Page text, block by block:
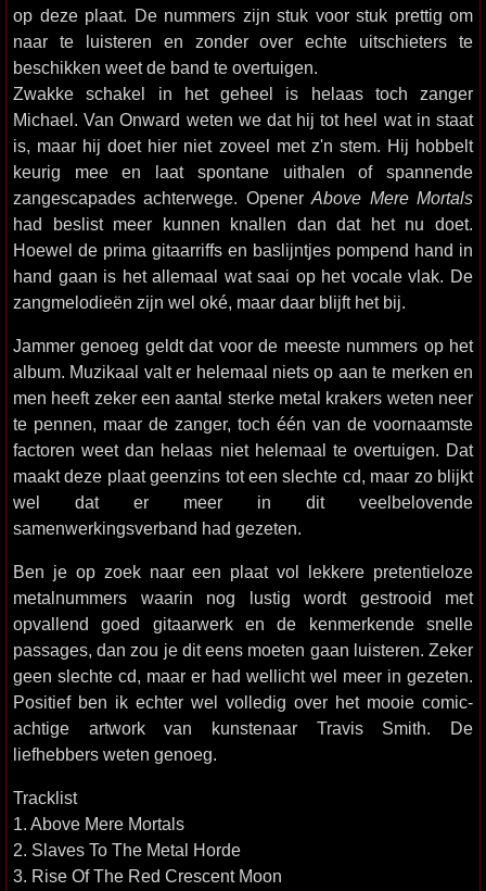
op deze plaat. De nummers zijn stuk voor stuk prettig om
naar te luisteren en zonder over echte uitschieters te
beschikken weet de band te overtuigen.
Zwakke schakel in het geheel is helaas toch zanger
Michael. Van Onward weten we dat hij tot heel wat in staat
is, maar hij doet hier niet zoveel met z'n stem. Hij hobbelt
keurig mee en laat spontane uithalen of spannende
zangescapades achterwege. OpenerAbove Mere Mortals
had beslist meer kunnen knallen dan dat het nu doet.
Hoewel de prima gitaarriffs en baslijntjes pompend hand in
hand gaan is het allemaal wat saai op het vocale vlak. De
zangmelodieën zijn wel oké, maar daar blijft het bij.
Jammer genoeg geldt dat voor de meeste nummers op het
album. Muzikaal valt er helemaal niets op aan te merken en
men heeft zeker een aantal sterke metal krakers weten neer
te pennen, maar de zanger, toch één van de voornaamste
factoren weet dan helaas niet helemaal te overtuigen. Dat
maakt deze plaat geenzins tot een slechte cd, maar zo blijkt
wel dat er meer in dit veelbelovende
samenwerkingsverband had gezeten.
Ben je op zoek naar een plaat vol lekkere pretentieloze
metalnummers waarin nog lustig wordt gestrooid met
opvallend goed gitaarwerk en de kenmerkende snelle
passages, dan zou je dit eens moeten gaan luisteren. Zeker
geen slechte cd, maar er had wellicht wel meer in gezeten.
Positief ben ik echter wel volledig over het mooie comic-
achtige artwork van kunstenaar Travis Smith. De
liefhebbers weten genoeg.
Tracklist
1. Above Mere Mortals
2. Slaves To The Metal Horde
3. Rise Of The Red Crescent Moon